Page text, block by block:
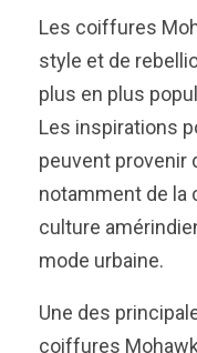
Les coiffures
style et de
plus en plus
Les inspirations
peuvent provenir
notamment de la
culture
mode urbaine.
Une des
coiffures